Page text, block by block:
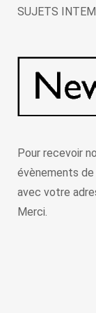
SUJETS
Pour recevoir
évènements de
avec votre
Merci.